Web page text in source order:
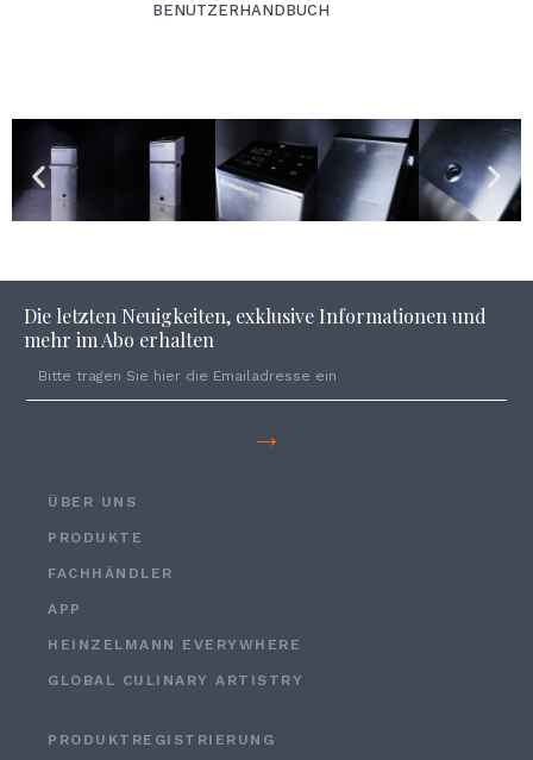
BENUTZERHANDBUCH
Die letzten Neuigkeiten, exklusive Informationen und
mehr im Abo erhalten
→
ÜBER UNS
PRODUKTE
FACHHÄNDLER
APP
HEINZELMANN EVERYWHERE
GLOBAL CULINARY ARTISTRY
PRODUKTREGISTRIERUNG